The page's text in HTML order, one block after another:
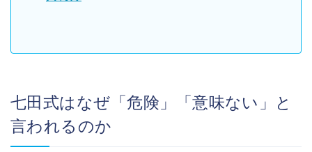
七田式はなぜ「危険」「意味ない」と
言われるのか